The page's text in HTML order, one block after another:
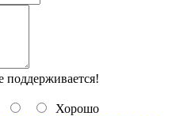
поддерживается!
Хорошо